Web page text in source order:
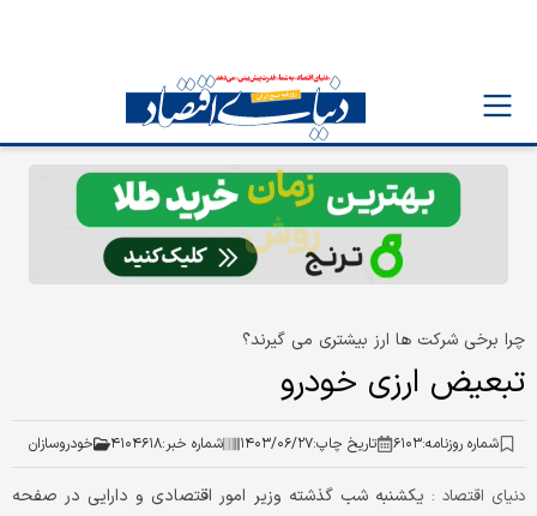
چرا برخی شرکت ها ارز بیشتری می گیرند؟
تبعیض ارزی خودرو
شماره روزنامه:۶۱۰۳ تاریخ چاپ:۱۴۰۳/۰۶/۲۷ شماره خبر:۴۱۰۴۶۱۸ خودروسازان
دنیای اقتصاد : یکشنبه شب گذشته وزیر امور اقتصادی و دارایی در صفحه